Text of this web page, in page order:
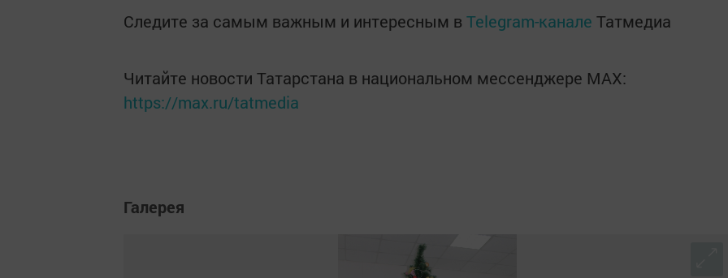
Следите за самым важным и интересным в Telegram-канале Татмедиа
Читайте новости Татарстана в национальном мессенджере MАХ:
https://max.ru/tatmedia
Галерея